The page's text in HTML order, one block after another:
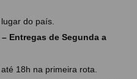
do país.
Entregas de Segunda a
18h na primeira rota.